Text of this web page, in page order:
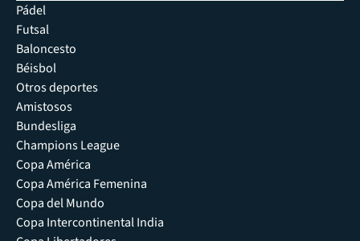
Pádel
Futsal
Baloncesto
Béisbol
Otros deportes
Amistosos
Bundesliga
Champions League
Copa América
Copa América Femenina
Copa del Mundo
Copa Intercontinental India